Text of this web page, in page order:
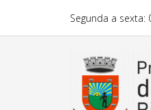
Segunda a